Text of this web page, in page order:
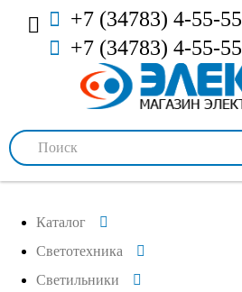
+7 (34783) 4-55-55
+7 (34783) 4-55-55
Каталог
Светотехника
Светильники